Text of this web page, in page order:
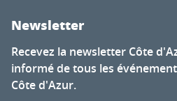
Newsletter
Recevez la newsletter Côte
informé de tous les
Côte d'Azur.